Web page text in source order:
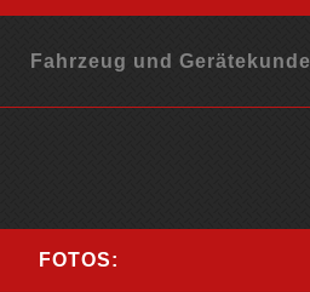
Fahrzeug und Gerätekunde
FOTOS: